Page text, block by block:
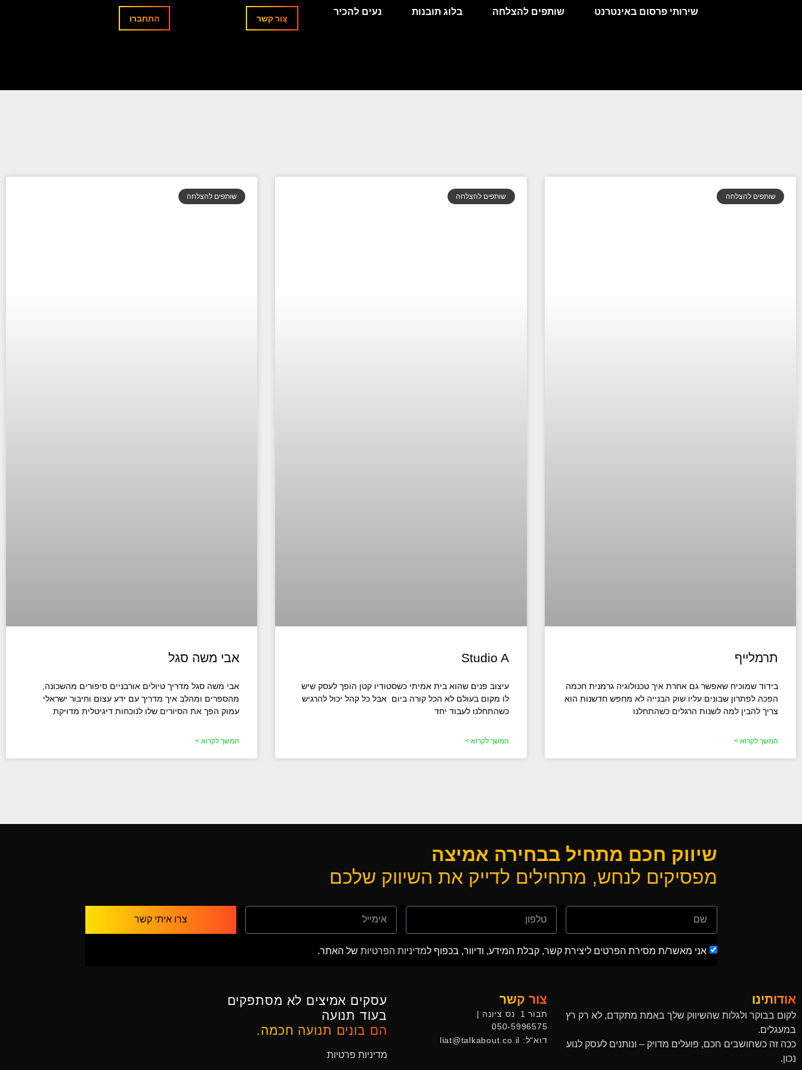
שירותי פרסום באינטרנט שותפים להצלחה בלוג תובנות נעים להכיר
צור קשר התחברו
שותפים להצלחה
תרמלייף
בידוד שמוכיח שאפשר גם אחרת איך טכנולוגיה גרמנית חכמה
הפכה לפתרון שבונים עליו שוק הבנייה לא מחפש חדשנות הוא
צריך להבין למה לשנות הרגלים כשהתחלנו
המשך לקרוא >
שותפים להצלחה
Studio A
עיצוב פנים שהוא בית אמיתי כשסטודיו קטן הופך לעסק שיש
לו מקום בעולם לא הכל קורה ביום אבל כל קהל יכול להרגיש
כשהתחלנו לעבוד יחד
המשך לקרוא >
שותפים להצלחה
אבי משה סגל
אבי משה סגל מדריך טיולים אורבניים סיפורים מהשכונה,
מהספרים ומהלב איך מדריך עם ידע עצום וחיבור ישראלי
עמוק הפך את הסיורים שלו לנוכחות דיגיטלית מדויקת
המשך לקרוא >
שיווק חכם מתחיל בבחירה אמיצה
מפסיקים לנחש, מתחילים לדייק את השיווק שלכם
אני מאשר/ת מסירת הפרטים ליצירת קשר, קבלת המידע, ודיוור, בכפוף למדיניות הפרטיות של האתר.
צרו איתי קשר
אודותינו
לקום בבוקר ולגלות שהשיווק שלך באמת מתקדם, לא רק רץ
במעגלים.
ככה זה כשחושבים חכם, פועלים מדויק – ונותנים לעסק לנוע
נכון.
צור קשר
תבור 1 נס ציונה |
050-5996575
דוא"ל: liat@talkabout.co.il
עסקים אמיצים לא מסתפקים
בעוד תנועה
הם בונים תנועה חכמה.
מדיניות פרטיות